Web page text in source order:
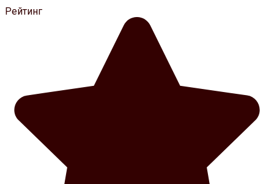
Рейтинг